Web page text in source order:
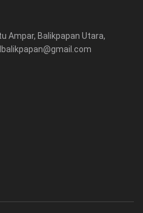
Ampar, Balikpapan Utara,